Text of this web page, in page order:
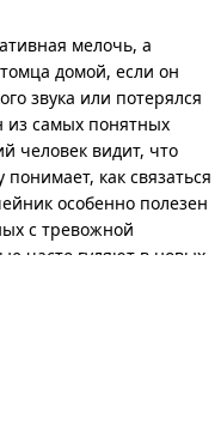
мелочь, а
домой, если он
звука или потерялся
из самых понятных
человек видит, что
как связаться
особенно полезен
с тревожной
часто гуляют в новых
нужно быстро
его собаке: